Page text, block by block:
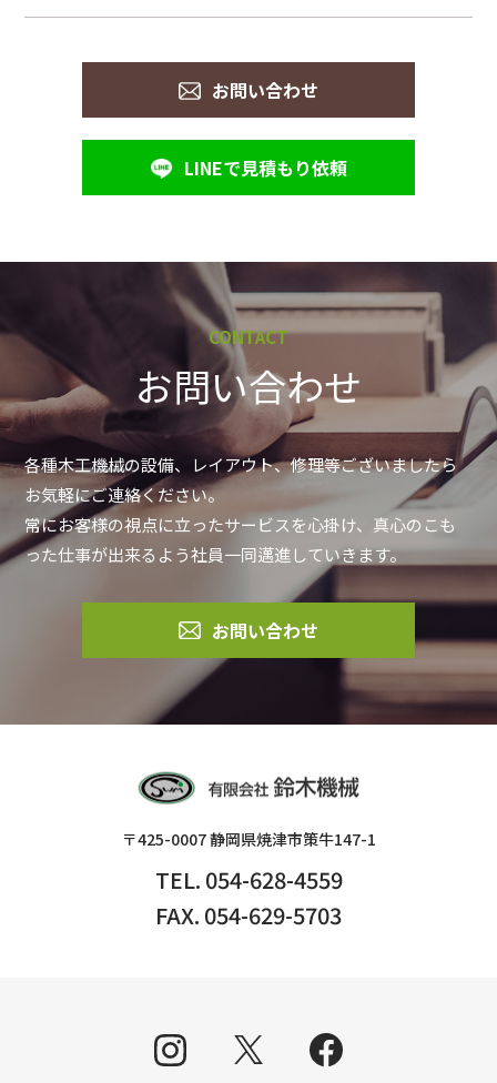
お問い合わせ
LINEで見積もり依頼
CONTACT
お問い合わせ
各種木工機械の設備、レイアウト、修理等ございましたら
お気軽にご連絡ください。
常にお客様の視点に立ったサービスを心掛け、真心のこも
った仕事が出来るよう社員一同邁進していきます。
お問い合わせ
〒425-0007 静岡県焼津市策牛147-1
TEL. 054-628-4559
FAX. 054-629-5703